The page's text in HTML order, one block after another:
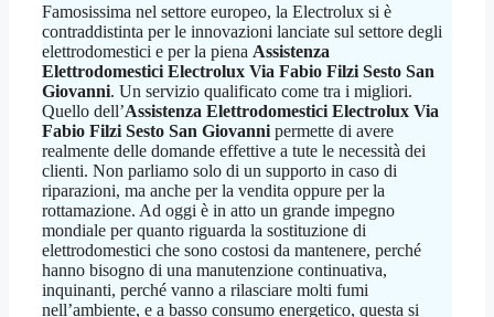
Famosissima nel settore europeo, la Electrolux si è
contraddistinta per le innovazioni lanciate sul settore degli
elettrodomestici e per la piena Assistenza
Elettrodomestici Electrolux Via Fabio Filzi Sesto San
Giovanni. Un servizio qualificato come tra i migliori.
Quello dell’Assistenza Elettrodomestici Electrolux Via
Fabio Filzi Sesto San Giovanni permette di avere
realmente delle domande effettive a tute le necessità dei
clienti. Non parliamo solo di un supporto in caso di
riparazioni, ma anche per la vendita oppure per la
rottamazione. Ad oggi è in atto un grande impegno
mondiale per quanto riguarda la sostituzione di
elettrodomestici che sono costosi da mantenere, perché
hanno bisogno di una manutenzione continuativa,
inquinanti, perché vanno a rilasciare molti fumi
nell’ambiente, e a basso consumo energetico, questa si